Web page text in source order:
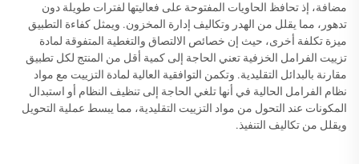
مضافة، إذ تحافظ الحاويات المفتوحة على فعاليتها لفترات طويلة دون
تدهور، مما يقلل من الهدر وتكاليف إدارة المخزون. ويمثل كفاءة التطبيق
ميزة تكلفة أخرى، حيث إن خصائص الالتصاق والتغطية المتفوقة لمادة
تزييت الفرامل الخزفية تعني الحاجة إلى كمية أقل من المنتج لكل تطبيق
مقارنة بالبدائل التقليدية. وتكمن التوافقية العالية لمادة التزييت مع مواد
نظام الفرامل الحالية في أنها تلغي الحاجة إلى تنظيف النظام أو استبدال
المكونات عند التحول من مواد التزييت التقليدية، مما يبسط عملية التحويل
ويقلل من تكاليف التنفيذ.